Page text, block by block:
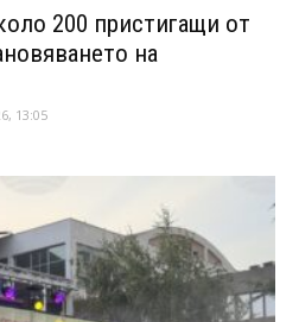
200 пристигащи от
на
13:05